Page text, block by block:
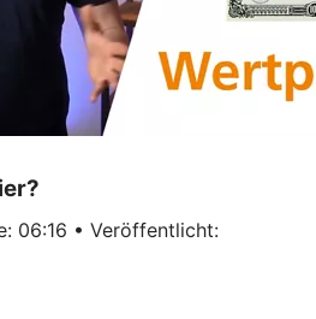
06:16 • Veröffentlicht: